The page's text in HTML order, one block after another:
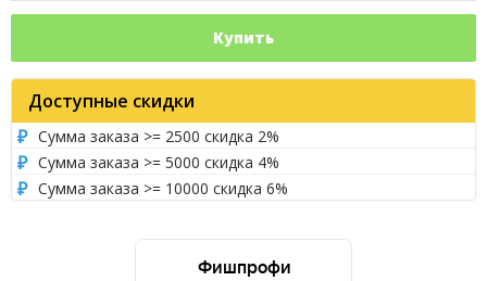
Купить
Доступные скидки
Сумма заказа >= 2500 скидка 2%
Сумма заказа >= 5000 скидка 4%
Сумма заказа >= 10000 скидка 6%